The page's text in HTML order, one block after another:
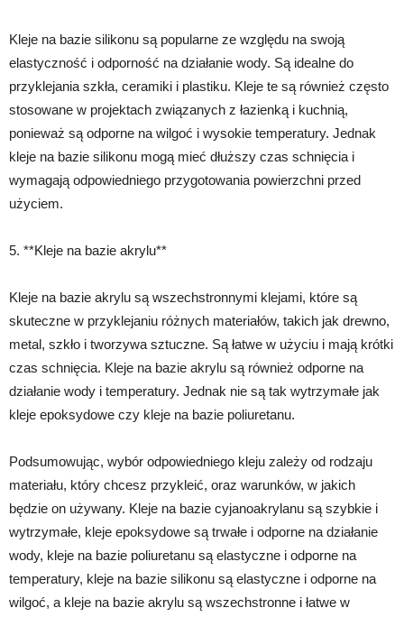
Kleje na bazie silikonu są popularne ze względu na swoją
elastyczność i odporność na działanie wody. Są idealne do
przyklejania szkła, ceramiki i plastiku. Kleje te są również często
stosowane w projektach związanych z łazienką i kuchnią,
ponieważ są odporne na wilgoć i wysokie temperatury. Jednak
kleje na bazie silikonu mogą mieć dłuższy czas schnięcia i
wymagają odpowiedniego przygotowania powierzchni przed
użyciem.
5. **Kleje na bazie akrylu**
Kleje na bazie akrylu są wszechstronnymi klejami, które są
skuteczne w przyklejaniu różnych materiałów, takich jak drewno,
metal, szkło i tworzywa sztuczne. Są łatwe w użyciu i mają krótki
czas schnięcia. Kleje na bazie akrylu są również odporne na
działanie wody i temperatury. Jednak nie są tak wytrzymałe jak
kleje epoksydowe czy kleje na bazie poliuretanu.
Podsumowując, wybór odpowiedniego kleju zależy od rodzaju
materiału, który chcesz przykleić, oraz warunków, w jakich
będzie on używany. Kleje na bazie cyjanoakrylanu są szybkie i
wytrzymałe, kleje epoksydowe są trwałe i odporne na działanie
wody, kleje na bazie poliuretanu są elastyczne i odporne na
temperatury, kleje na bazie silikonu są elastyczne i odporne na
wilgoć, a kleje na bazie akrylu są wszechstronne i łatwe w